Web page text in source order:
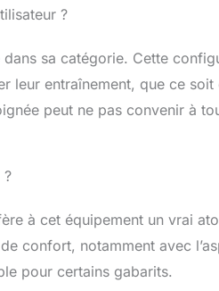
encore.
?
sa catégorie. Cette
leur entraînement, que ce
peut ne pas convenir à
?
à cet équipement un vrai
confort, notamment avec
pour certains gabarits.